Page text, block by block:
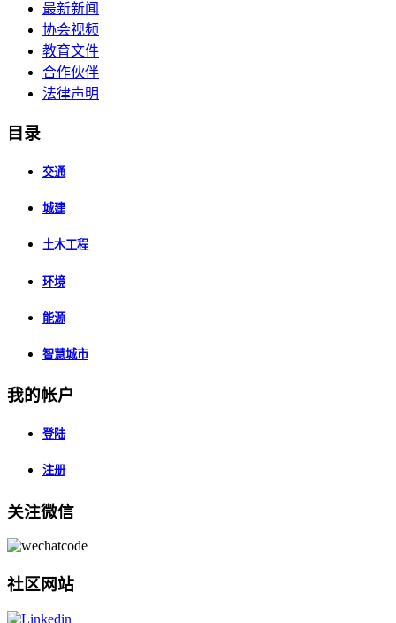
最新新闻
协会视频
教育文件
合作伙伴
法律声明
目录
交通
城建
土木工程
环境
能源
智慧城市
我的帐户
登陆
注册
关注微信
社区网站